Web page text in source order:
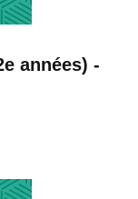
années) -